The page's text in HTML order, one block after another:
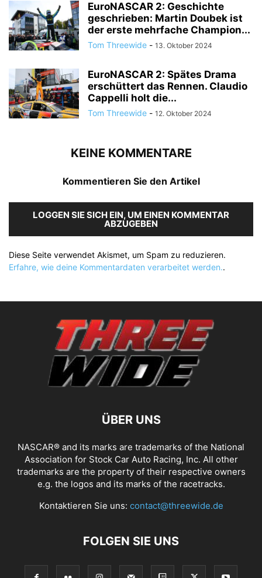
EuroNASCAR 2: Geschichte
geschrieben: Martin Doubek ist
der erste mehrfache Champion...
Tom Threewide - 13. Oktober 2024
EuroNASCAR 2: Spätes Drama
erschüttert das Rennen. Claudio
Cappelli holt die...
Tom Threewide - 12. Oktober 2024
KEINE KOMMENTARE
Kommentieren Sie den Artikel
LOGGEN SIE SICH EIN, UM EINEN KOMMENTAR
ABZUGEBEN
Diese Seite verwendet Akismet, um Spam zu reduzieren.
Erfahre, wie deine Kommentardaten verarbeitet werden..
ÜBER UNS
NASCAR® and its marks are trademarks of the National
Association for Stock Car Auto Racing, Inc. All other
trademarks are the property of their respective owners
e.g. the logos and its marks of the racetracks.
Kontaktieren Sie uns: contact@threewide.de
FOLGEN SIE UNS